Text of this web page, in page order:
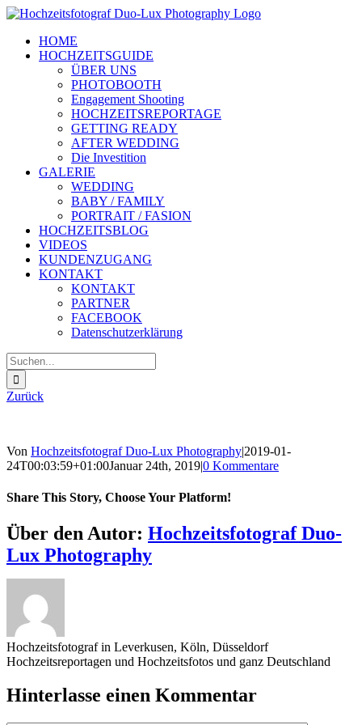
Zum
springenHOME
HOCHZEITSGUIDE
ÜBER UNS
PHOTOBOOTH
Engagement Shooting
HOCHZEITSREPORTAGE
GETTING READY
AFTER WEDDING
Die Investition
GALERIE
WEDDING
BABY / FAMILY
PORTRAIT / FASION
HOCHZEITSBLOG
VIDEOS
KUNDENZUGANG
KONTAKT
KONTAKT
PARTNER
FACEBOOK
Datenschutzerklärung
Suche
nach:
Zurück
Von Hochzeitsfotograf Duo-Lux Photography|2019-01-
24T00:03:59+01:00Januar 24th, 2019|0 Kommentare
Share This Story, Choose Your Platform!
Sharing_facebook
Sharing_twitter
Sharing_reddit
Über den Autor: Hochzeitsfotograf Duo-
Lux Photography
Hochzeitsfotograf in Leverkusen, Köln, Düsseldorf
Hochzeitsreportagen und Hochzeitsfotos und ganz Deutschland
Hinterlasse einen Kommentar